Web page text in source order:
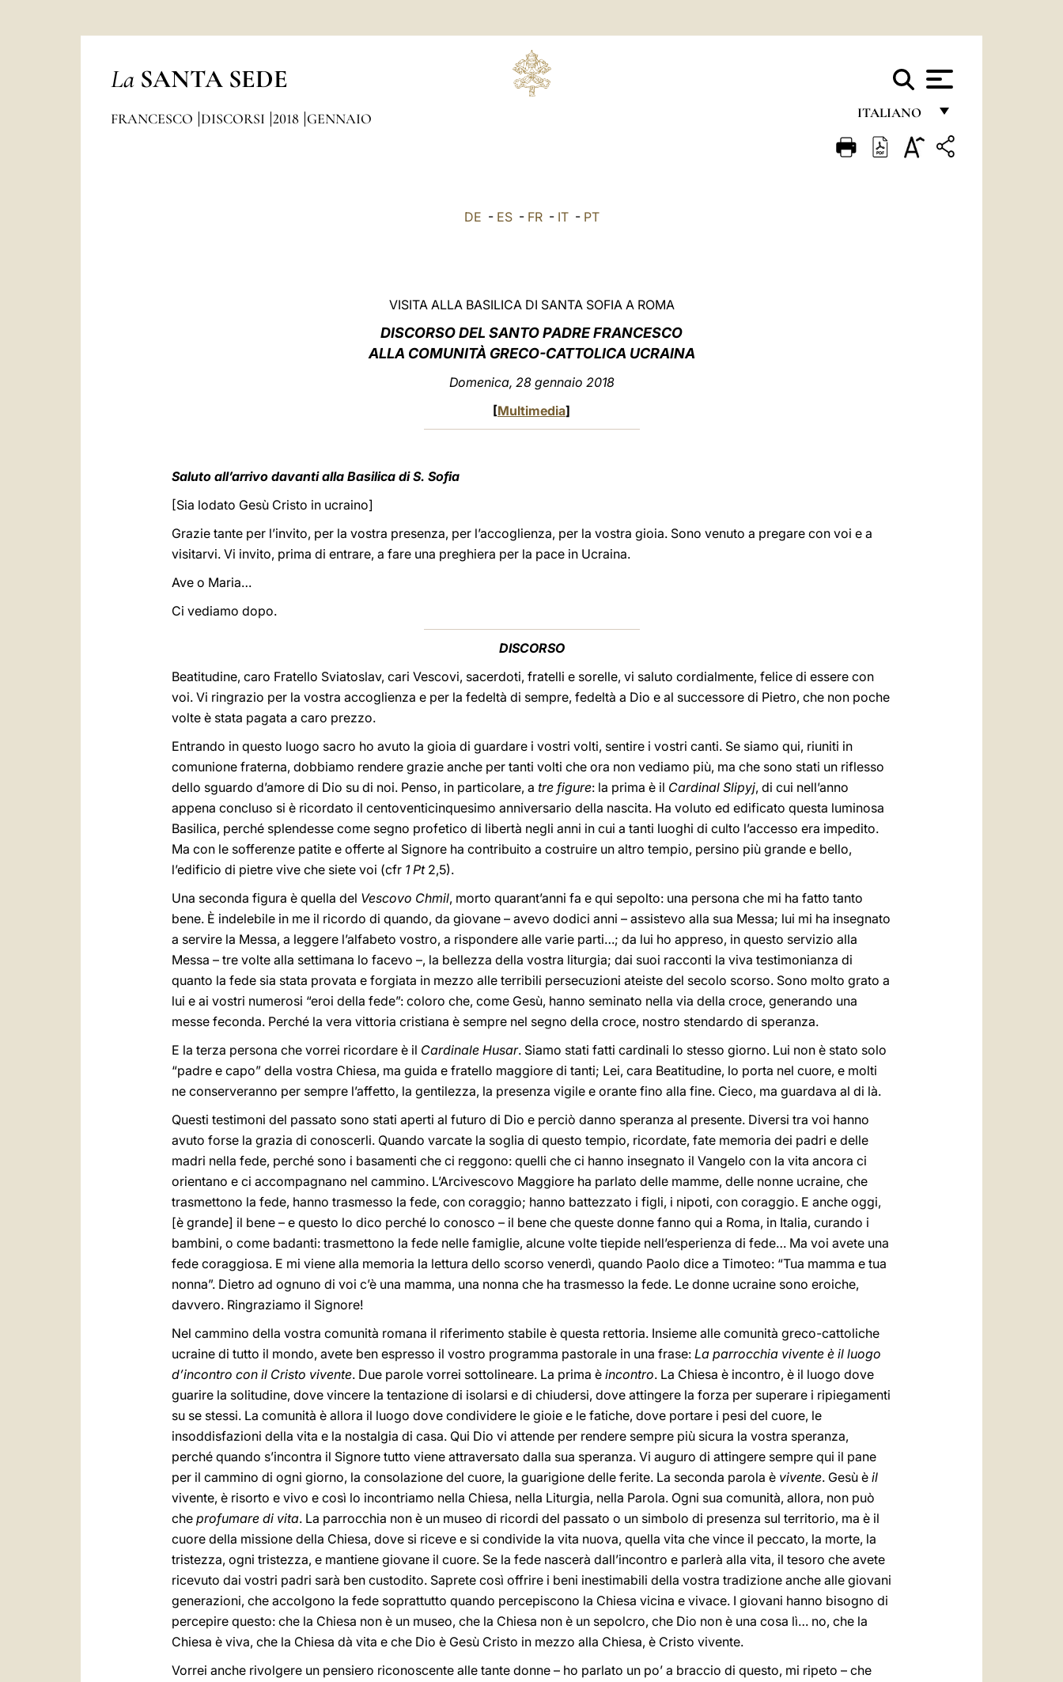
La SANTA SEDE
ITALIANO
FRANÇAIS
FRANCESCO DISCORSI 2018 GENNAIO
DE - ES- FR- IT- PT
VISITA ALLA BASILICA DI SANTA SOFIA A ROMA
DISCORSO DEL SANTO PADRE FRANCESCO
ALLA COMUNITÀ GRECO-CATTOLICA UCRAINA
Domenica, 28 gennaio 2018
[Multimedia]
Saluto all’arrivo davanti alla Basilica di S. Sofia
[Sia lodato Gesù Cristo in ucraino]
Grazie tante per l’invito, per la vostra presenza, per l’accoglienza, per la vostra gioia. Sono venuto a pregare con voi e a
visitarvi. Vi invito, prima di entrare, a fare una preghiera per la pace in Ucraina.
Ave o Maria…
Ci vediamo dopo.
DISCORSO
Beatitudine, caro Fratello Sviatoslav, cari Vescovi, sacerdoti, fratelli e sorelle, vi saluto cordialmente, felice di essere con
voi. Vi ringrazio per la vostra accoglienza e per la fedeltà di sempre, fedeltà a Dio e al successore di Pietro, che non poche
volte è stata pagata a caro prezzo.
Entrando in questo luogo sacro ho avuto la gioia di guardare i vostri volti, sentire i vostri canti. Se siamo qui, riuniti in
comunione fraterna, dobbiamo rendere grazie anche per tanti volti che ora non vediamo più, ma che sono stati un riflesso
dello sguardo d’amore di Dio su di noi. Penso, in particolare, a tre figure: la prima è il Cardinal Slipyj, di cui nell’anno
appena concluso si è ricordato il centoventicinquesimo anniversario della nascita. Ha voluto ed edificato questa luminosa
Basilica, perché splendesse come segno profetico di libertà negli anni in cui a tanti luoghi di culto l’accesso era impedito.
Ma con le sofferenze patite e offerte al Signore ha contribuito a costruire un altro tempio, persino più grande e bello,
l’edificio di pietre vive che siete voi (cfr 1 Pt2,5).
Una seconda figura è quella del Vescovo Chmil, morto quarant’anni fa e qui sepolto: una persona che mi ha fatto tanto
bene. È indelebile in me il ricordo di quando, da giovane – avevo dodici anni – assistevo alla sua Messa; lui mi ha insegnato
a servire la Messa, a leggere l’alfabeto vostro, a rispondere alle varie parti…; da lui ho appreso, in questo servizio alla
Messa – tre volte alla settimana lo facevo –, la bellezza della vostra liturgia; dai suoi racconti la viva testimonianza di
quanto la fede sia stata provata e forgiata in mezzo alle terribili persecuzioni ateiste del secolo scorso. Sono molto grato a
lui e ai vostri numerosi “eroi della fede”: coloro che, come Gesù, hanno seminato nella via della croce, generando una
messe feconda. Perché la vera vittoria cristiana è sempre nel segno della croce, nostro stendardo di speranza.
E la terza persona che vorrei ricordare è il Cardinale Husar. Siamo stati fatti cardinali lo stesso giorno. Lui non è stato solo
“padre e capo” della vostra Chiesa, ma guida e fratello maggiore di tanti; Lei, cara Beatitudine, lo porta nel cuore, e molti
ne conserveranno per sempre l’affetto, la gentilezza, la presenza vigile e orante fino alla fine. Cieco, ma guardava al di là.
Questi testimoni del passato sono stati aperti al futuro di Dio e perciò danno speranza al presente. Diversi tra voi hanno
avuto forse la grazia di conoscerli. Quando varcate la soglia di questo tempio, ricordate, fate memoria dei padri e delle
madri nella fede, perché sono i basamenti che ci reggono: quelli che ci hanno insegnato il Vangelo con la vita ancora ci
orientano e ci accompagnano nel cammino. L’Arcivescovo Maggiore ha parlato delle mamme, delle nonne ucraine, che
trasmettono la fede, hanno trasmesso la fede, con coraggio; hanno battezzato i figli, i nipoti, con coraggio. E anche oggi,
[è grande] il bene – e questo lo dico perché lo conosco – il bene che queste donne fanno qui a Roma, in Italia, curando i
bambini, o come badanti: trasmettono la fede nelle famiglie, alcune volte tiepide nell’esperienza di fede… Ma voi avete una
fede coraggiosa. E mi viene alla memoria la lettura dello scorso venerdì, quando Paolo dice a Timoteo: “Tua mamma e tua
nonna”. Dietro ad ognuno di voi c’è una mamma, una nonna che ha trasmesso la fede. Le donne ucraine sono eroiche,
davvero. Ringraziamo il Signore!
Nel cammino della vostra comunità romana il riferimento stabile è questa rettoria. Insieme alle comunità greco-cattoliche
ucraine di tutto il mondo, avete ben espresso il vostro programma pastorale in una frase: La parrocchia vivente è il luogo
d’incontro con il Cristo vivente. Due parole vorrei sottolineare. La prima è incontro. La Chiesa è incontro, è il luogo dove
guarire la solitudine, dove vincere la tentazione di isolarsi e di chiudersi, dove attingere la forza per superare i ripiegamenti
su se stessi. La comunità è allora il luogo dove condividere le gioie e le fatiche, dove portare i pesi del cuore, le
insoddisfazioni della vita e la nostalgia di casa. Qui Dio vi attende per rendere sempre più sicura la vostra speranza,
perché quando s’incontra il Signore tutto viene attraversato dalla sua speranza. Vi auguro di attingere sempre qui il pane
per il cammino di ogni giorno, la consolazione del cuore, la guarigione delle ferite. La seconda parola è vivente. Gesù è il
vivente, è risorto e vivo e così lo incontriamo nella Chiesa, nella Liturgia, nella Parola. Ogni sua comunità, allora, non può
che profumare di vita. La parrocchia non è un museo di ricordi del passato o un simbolo di presenza sul territorio, ma è il
cuore della missione della Chiesa, dove si riceve e si condivide la vita nuova, quella vita che vince il peccato, la morte, la
tristezza, ogni tristezza, e mantiene giovane il cuore. Se la fede nascerà dall’incontro e parlerà alla vita, il tesoro che avete
ricevuto dai vostri padri sarà ben custodito. Saprete così offrire i beni inestimabili della vostra tradizione anche alle giovani
generazioni, che accolgono la fede soprattutto quando percepiscono la Chiesa vicina e vivace. I giovani hanno bisogno di
percepire questo: che la Chiesa non è un museo, che la Chiesa non è un sepolcro, che Dio non è una cosa lì… no, che la
Chiesa è viva, che la Chiesa dà vita e che Dio è Gesù Cristo in mezzo alla Chiesa, è Cristo vivente.
Vorrei anche rivolgere un pensiero riconoscente alle tante donne – ho parlato un po’ a braccio di questo, mi ripeto – che